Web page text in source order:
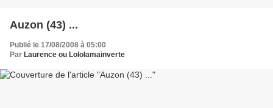
Auzon (43) ...
Publié le 17/08/2008 à 05:00
Par Laurence ou Lololamainverte